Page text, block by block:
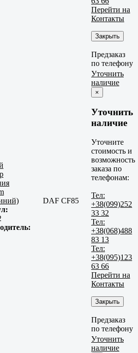
Перейти на
Контакты
Закрыть
Предзаказ
по телефону
DAF CF85
Уточнить
наличие
×
Уточнить
наличие
Уточните
стоимость и
возможность
заказа по
телефонам:
Тел:
+38(099)252
33 32
Тел:
+38(068)488
83 13
Тел:
+38(095)123
63 66
Перейти на
Контакты
Закрыть
Предзаказ
по телефону
Уточнить
наличие